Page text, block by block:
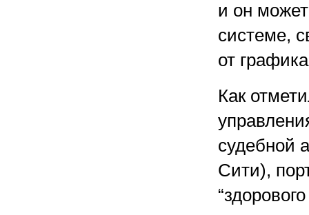
и он
системе,
от
Как
судебной
Сити),